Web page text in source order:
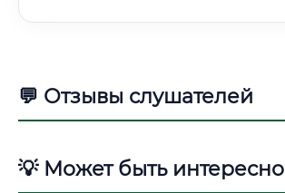
💬 Отзывы слушателей
💡 Может быть интересно